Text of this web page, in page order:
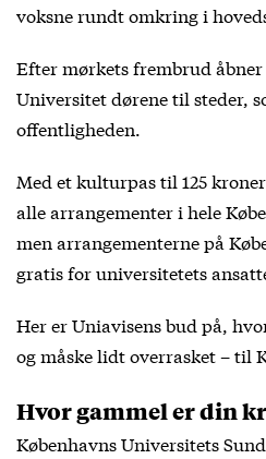
voksne rundt omkring i
Efter mørkets frembrud åbner
Universitet dørene til steder,
offentligheden.
Med et kulturpas til 125
alle arrangementer i hele
men arrangementerne på
gratis for universitetets
Her er Uniavisens bud på,
og måske lidt overrasket – til
Hvor gammel er din
Københavns Universitets